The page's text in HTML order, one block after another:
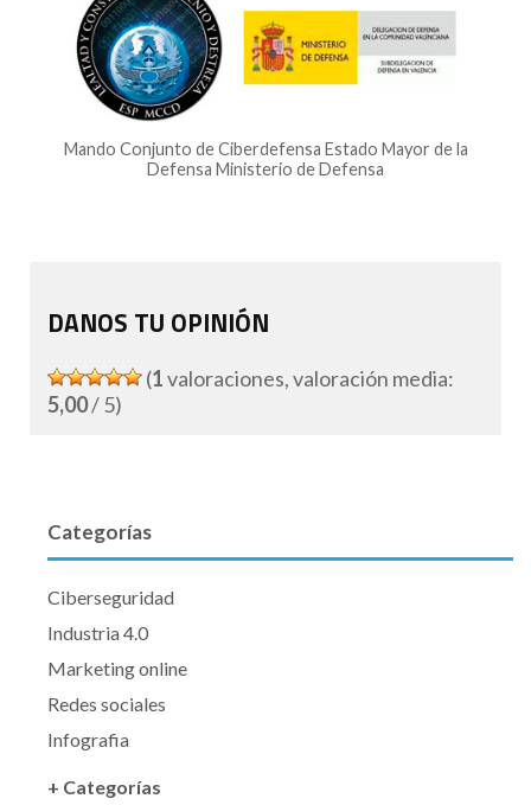
Mando Conjunto de Ciberdefensa Estado Mayor de la
Defensa Ministerio de Defensa
DANOS TU OPINIÓN
(1valoraciones, valoración media:
5,00/ 5)
Categorías
Ciberseguridad
Industria 4.0
Marketing online
Redes sociales
Infografia
+ Categorías